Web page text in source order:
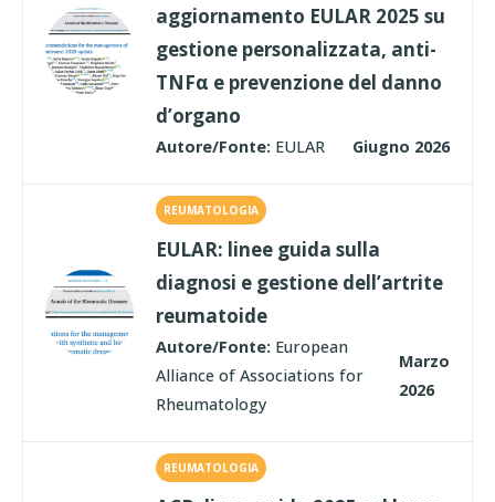
aggiornamento EULAR 2025 su
gestione personalizzata, anti-
TNFα e prevenzione del danno
d’organo
Autore/Fonte: EULAR Giugno 2026
REUMATOLOGIA
EULAR: linee guida sulla
diagnosi e gestione dell’artrite
reumatoide
Autore/Fonte: European
Alliance of Associations for
Rheumatology
Marzo
2026
REUMATOLOGIA